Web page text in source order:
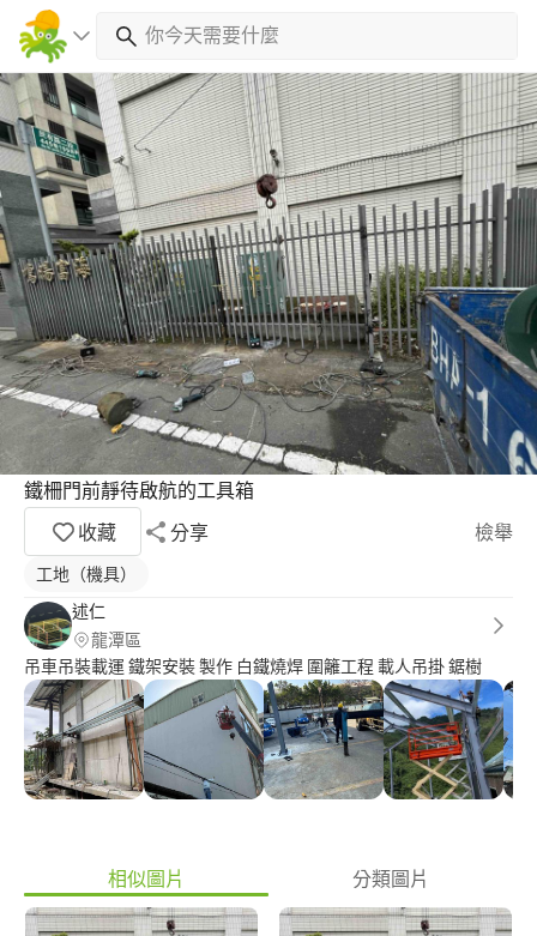
鐵柵門前靜待啟航的工具箱
收藏
分享 檢舉
工地（機具）
述仁
龍潭區
吊車吊裝載運 鐵架安裝 製作 白鐵燒焊 圍籬工程 載人吊掛 鋸樹
相似圖片 分類圖片